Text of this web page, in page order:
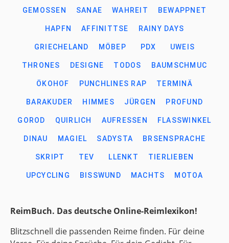
GEMOSSEN SANAE WAHREIT BEWAPPNET
HAPFN AFFINITTSE RAINY DAYS
GRIECHELAND MÖBEP PDX UWEIS
THRONES DESIGNE TODOS BAUMSCHMUC
ÖKOHOF PUNCHLINES RAP TERMINÄ
BARAKUDER HIMMES JÜRGEN PROFUND
GOROD QUIRLICH AUFRESSEN FLASSWINKEL
DINAU MAGIEL SADYSTA BRSENSPRACHE
SKRIPT TEV LLENKT TIERLIEBEN
UPCYCLING BISSWUND MACHTS MOTOA
ReimBuch. Das deutsche Online-Reimlexikon!
Blitzschnell die passenden Reime finden. Für deine